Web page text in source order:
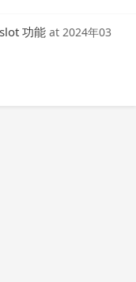
功能 at 2024年03